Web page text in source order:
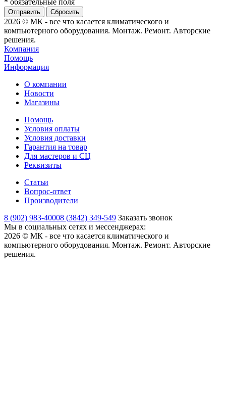
* обязательные поля
Сбросить
2026 © МК - все что касается климатического и
компьютерного оборудования. Монтаж. Ремонт. Авторские
решения.
Компания
Помощь
Информация
О компании
Новости
Магазины
Помощь
Условия оплаты
Условия доставки
Гарантия на товар
Для мастеров и СЦ
Реквизиты
Статьи
Вопрос-ответ
Производители
8 (902) 983-40008 (3842) 349-549 Заказать звонок
Мы в социальных сетях и мессенджерах:
2026 © МК - все что касается климатического и
компьютерного оборудования. Монтаж. Ремонт. Авторские
решения.